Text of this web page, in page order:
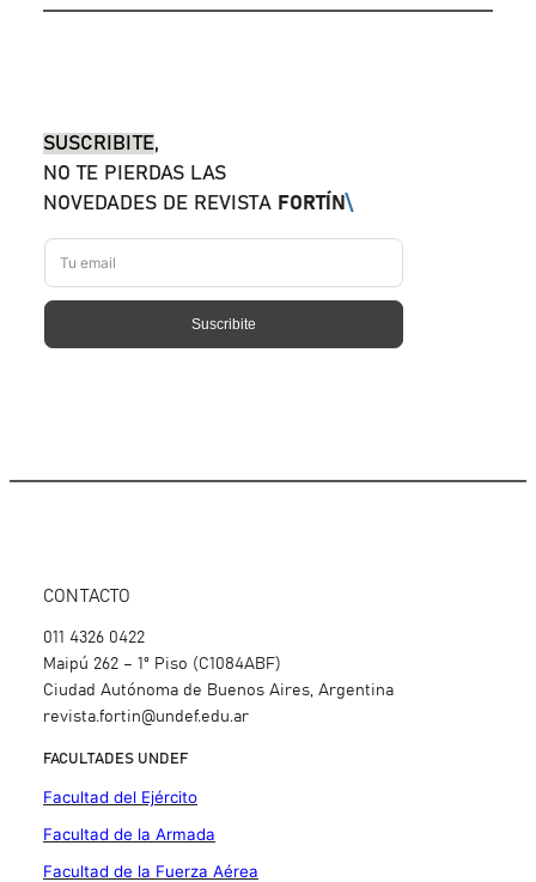
SUSCRIBITE,
NO TE PIERDAS LAS
NOVEDADES DE REVISTA FORTÍN\
Suscribite
CONTACTO
011 4326 0422
Maipú 262 – 1º Piso (C1084ABF)
Ciudad Autónoma de Buenos Aires, Argentina
revista.fortin@undef.edu.ar
FACULTADES UNDEF
Facultad del Ejército
Facultad de la Armada
Facultad de la Fuerza Aérea